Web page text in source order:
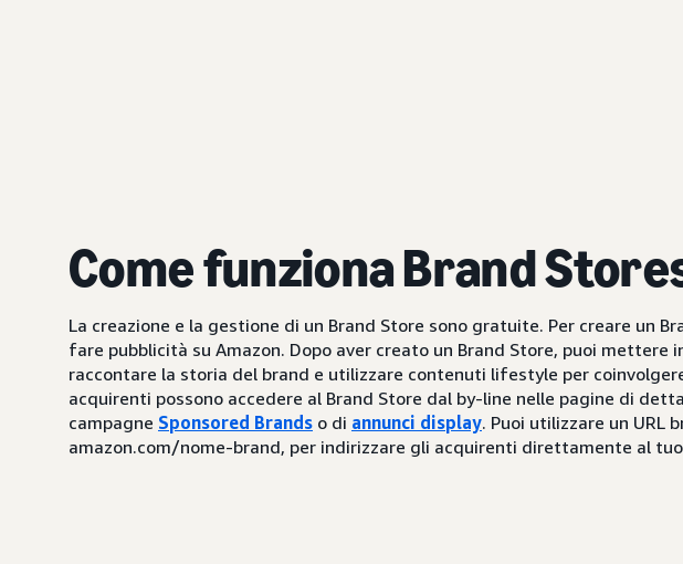
Come funziona Brand
La creazione e la gestione di un Brand Store sono gratuite. Per creare un
fare pubblicità su Amazon. Dopo aver creato un Brand Store, puoi mettere
raccontare la storia del brand e utilizzare contenuti lifestyle per
acquirenti possono accedere al Brand Store dal by-line nelle pagine di
campagne Sponsored Brands o di annunci display. Puoi utilizzare un URL
amazon.com/nome-brand, per indirizzare gli acquirenti direttamente al